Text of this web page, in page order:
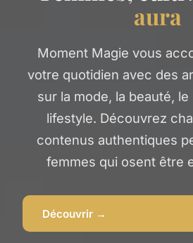
aura
Moment Magie vous
votre quotidien avec des
sur la mode, la beauté,
lifestyle. Découvrez
contenus authentiques
femmes qui osent être
Découvrir →